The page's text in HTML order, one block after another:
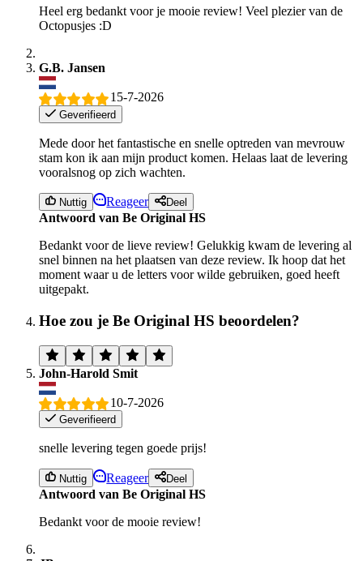
Heel erg bedankt voor je mooie review! Veel plezier van de
Octopusjes :D
G.B. Jansen
15-7-2026
Geverifieerd
Mede door het fantastische en snelle optreden van mevrouw
stam kon ik aan mijn product komen. Helaas laat de levering
vooralsnog op zich wachten.
Nuttig Reageer Deel
Antwoord van Be Original HS
Bedankt voor de lieve review! Gelukkig kwam de levering al
snel binnen na het plaatsen van deze review. Ik hoop dat het
moment waar u de letters voor wilde gebruiken, goed heeft
uitgepakt.
Hoe zou je Be Original HS beoordelen?
John-Harold Smit
10-7-2026
Geverifieerd
snelle levering tegen goede prijs!
Nuttig Reageer Deel
Antwoord van Be Original HS
Bedankt voor de mooie review!